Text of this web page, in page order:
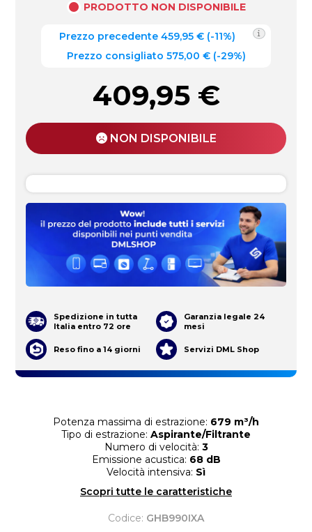
Potenza massima di estrazione: 679 m³/h
Tipo di estrazione: Aspirante/Filtrante
Numero di velocità: 3
Emissione acustica: 68 dB
Velocità intensiva: Sì
Scopri tutte le caratteristiche
Codice: GHB990IXA
PRODOTTO NON DISPONIBILE
Prezzo precedente 459,95 € (-11%)
Prezzo consigliato 575,00 € (-29%)
409,95 €
NON DISPONIBILE
Spedizione in tutta
Italia entro 72 ore
Garanzia legale 24
mesi
Reso fino a 14 giorni Servizi DML Shop